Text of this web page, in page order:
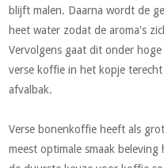
blijft malen. Daarna wordt de
heet water zodat de aroma's
Vervolgens gaat dit onder
verse koffie in het kopje
afvalbak.
Verse bonenkoffie heeft als
meest optimale smaak